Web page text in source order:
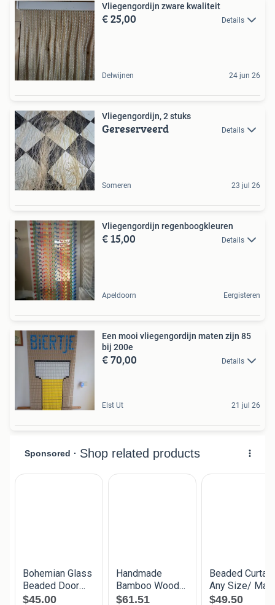
Vliegengordijn zware kwaliteit
€ 25,00 Details
Delwijnen 24 jun 26
Vliegengordijn, 2 stuks
Gereserveerd Details
Someren 23 jul 26
Vliegengordijn regenboogkleuren
€ 15,00 Details
Apeldoorn Eergisteren
Een mooi vliegengordijn maten zijn 85
bij 200e
€ 70,00 Details
Elst Ut 21 jul 26